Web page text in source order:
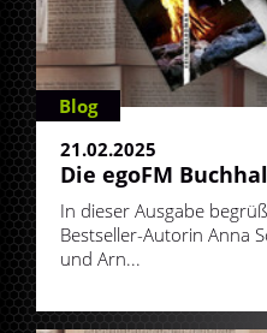
Blog
21.02.2025
Die egoFM
In dieser Ausgabe
Bestseller-Autorin Anna
und Arn...